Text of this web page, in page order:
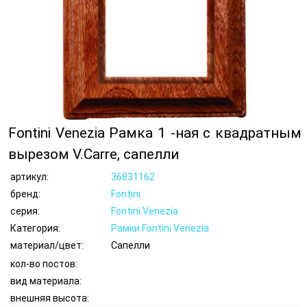
Fontini Venezia Рамка 1 -ная с квадратным
вырезом V.Carre, сапелли
артикул:
36831162
бренд:
Fontini
серия:
Fontini Venezia
Категория:
Рамки Fontini Venezia
материал/цвет:
Сапелли
кол-во постов:
вид материала:
внешняя высота: